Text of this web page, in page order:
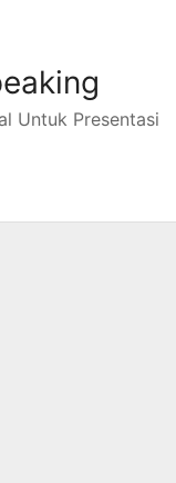
Untuk Presentasi